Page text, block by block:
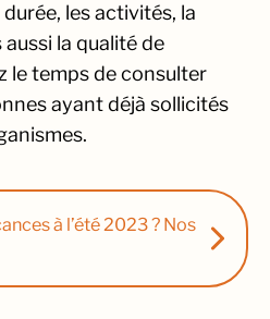
les activités, la
la qualité de
le temps de consulter
ayant déjà sollicités
à l’été 2023 ? Nos